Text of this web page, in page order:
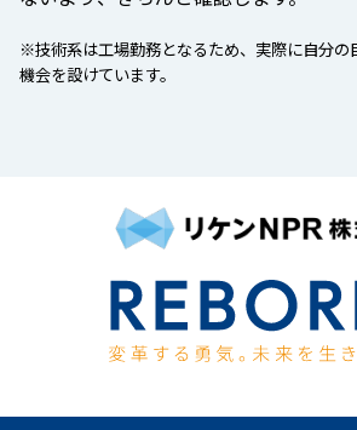
※技術系は工場勤務となるため、実際に自分の
機会を設けています。